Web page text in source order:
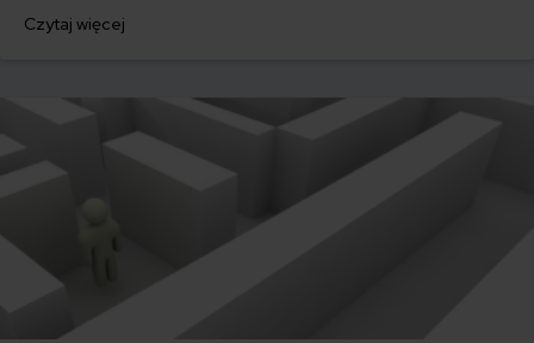
500 zł, inni – powyżej 1500 zł. Gdzie znaleźć najtańsze OC w Polsce
Czytaj więcej